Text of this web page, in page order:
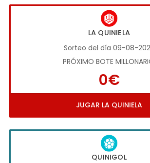
LA QUINIELA
Sorteo del día 09-08-
PRÓXIMO BOTE
0€
JUGAR LA QUINIELA
QUINIGOL